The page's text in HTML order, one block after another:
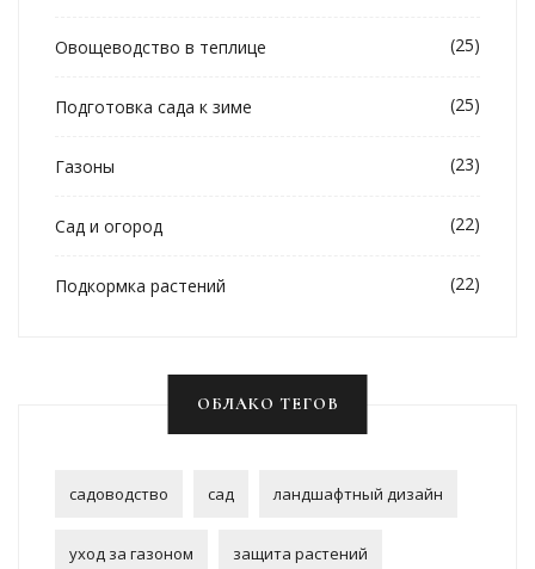
Овощеводство в теплице (25)
Подготовка сада к зиме (25)
Газоны (23)
Сад и огород (22)
Подкормка растений (22)
ОБЛАКО ТЕГОВ
садоводство сад ландшафтный дизайн
уход за газоном защита растений